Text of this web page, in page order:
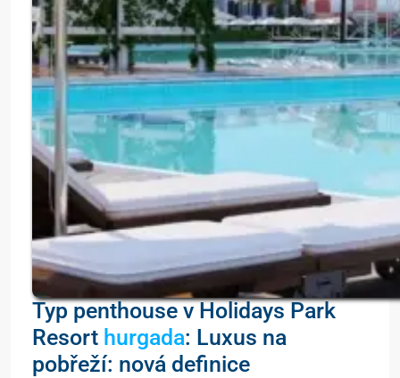
Typ penthouse v Holidays Park
Resort hurgada: Luxus na
pobřeží: nová definice